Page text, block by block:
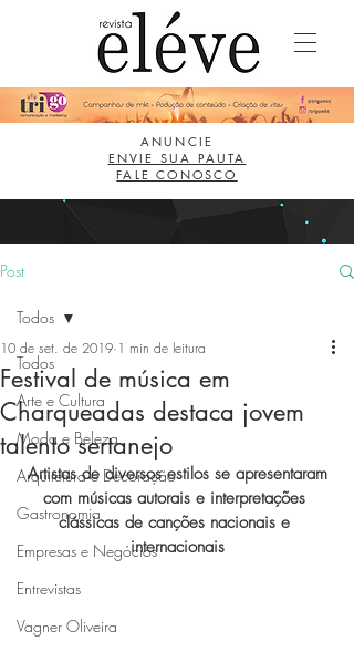
ANUNCIE
ENVIE SUA PAUTA
FALE CONOSCO
Post
Todos
Arte e Cultura
Moda e Beleza
Arquitetura e Decoração
Gastronomia
Empresas e Negócios
Entrevistas
Vagner Oliveira
Todos
Festival de música em
Charqueadas destaca jovem
talento sertanejo
10 de set. de 2019 1 min de leitura
Artistas de diversos estilos se apresentaram
com músicas autorais e interpretações
clássicas de canções nacionais e
internacionais